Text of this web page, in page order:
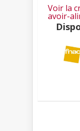
Voir la
avoir-